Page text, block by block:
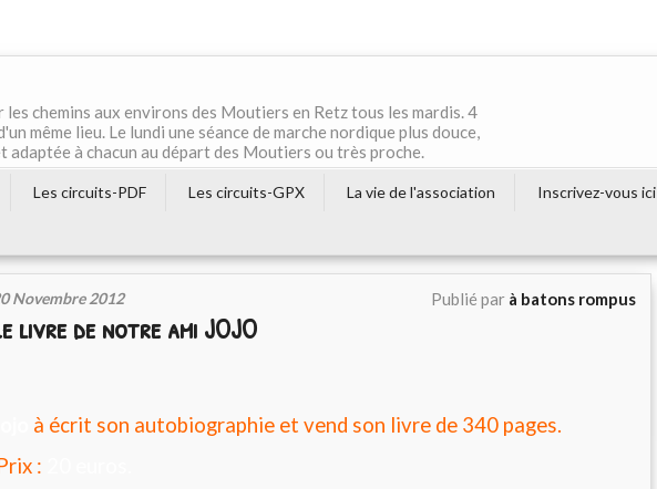
chemins aux environs des Moutiers en Retz tous les mardis. 4
même lieu. Le lundi une séance de marche nordique plus douce,
à chacun au départ des Moutiers ou très proche.
Les circuits-PDF Les circuits-GPX La vie de l'association
Inscrivez-vous ici
Novembre 2012 Publié par à batons rompus
livre de notre ami JOJO
à écrit son autobiographie et vend son livre de 340 pages.
: